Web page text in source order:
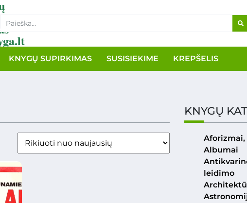
KNYGŲ SUPIRKIMAS SUSISIEKIME KREPŠELIS
KNYGŲ
Albumai
leidimo